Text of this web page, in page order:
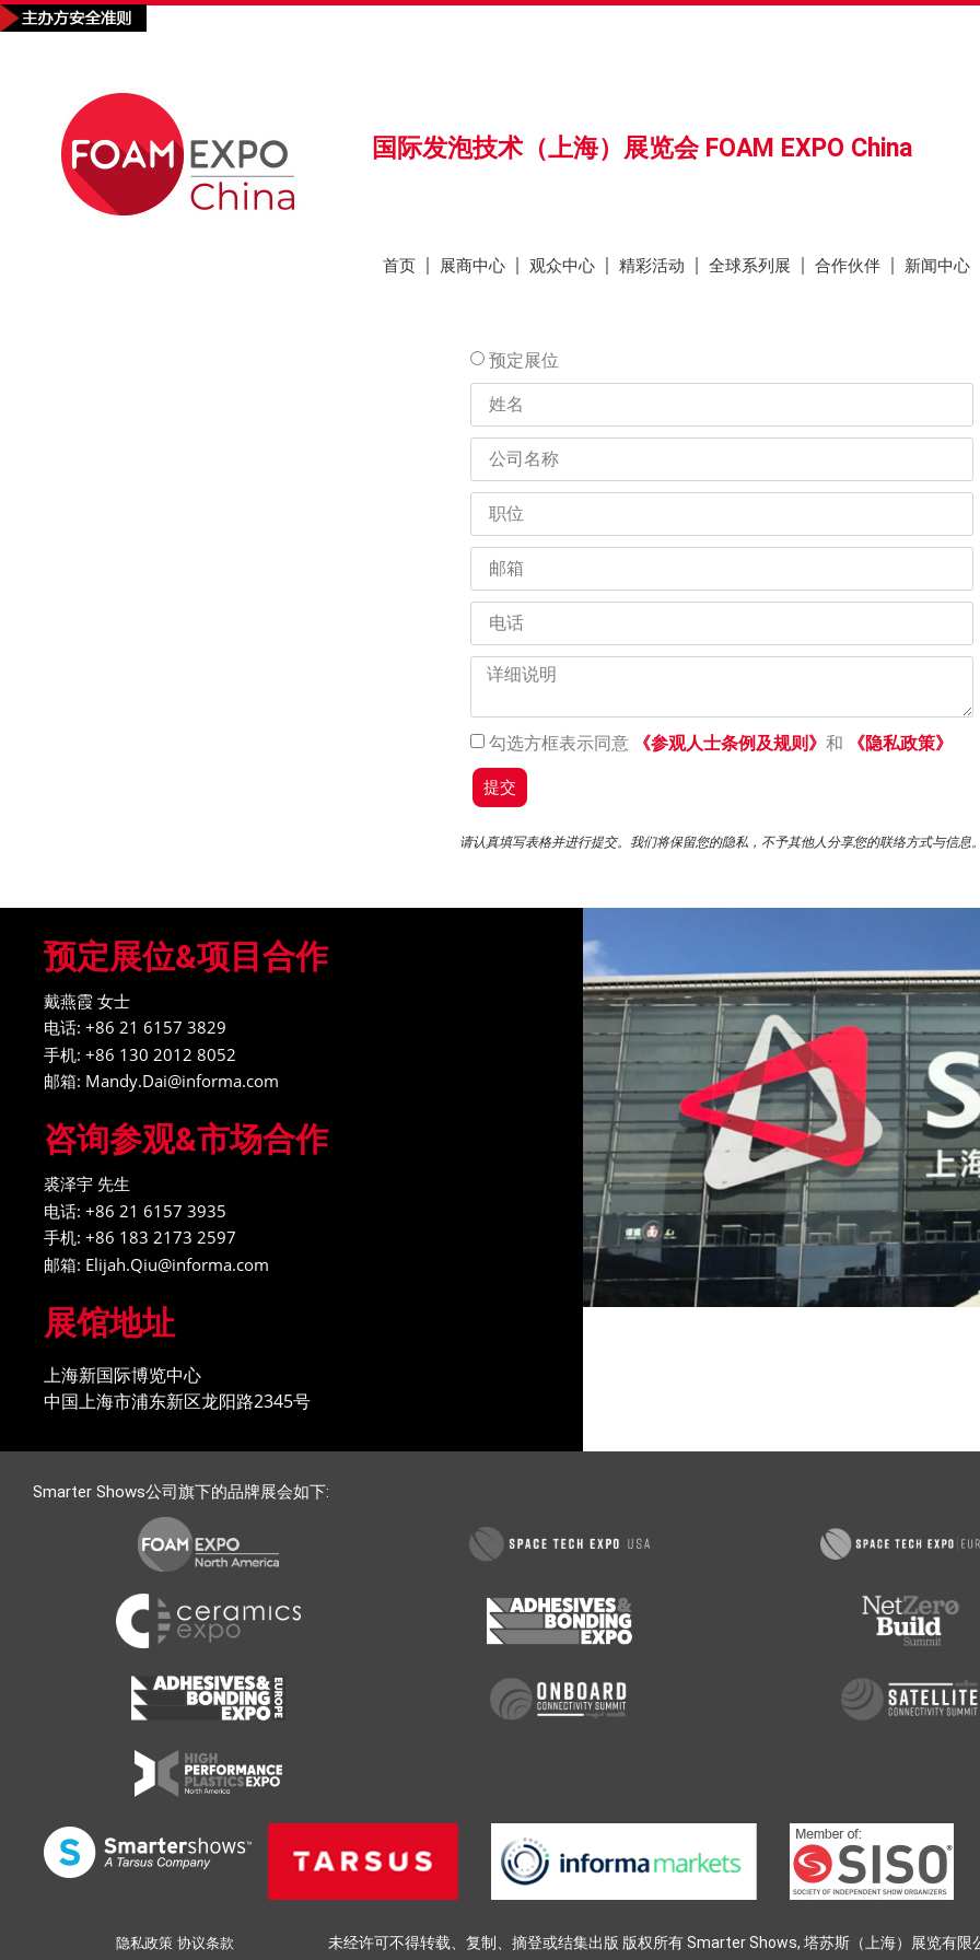
国际发泡技术（上海）展览会 FOAM EXPO China
首页 展商中心 观众中心 精彩活动 全球系列展 合作伙伴 新闻中心
预定展位
勾选方框表示同意 《参观人士条例及规则》 和 《隐私政策》
提交
请认真填写表格并进行提交。我们将保留您的隐私，不予其他人分享您的联络方式与信息
预定展位&项目合作
戴燕霞 女士
电话: +86 21 6157 3829
手机: +86 130 2012 8052
邮箱: Mandy.Dai@informa.com
咨询参观&市场合作
裘泽宇 先生
电话: +86 21 6157 3935
手机: +86 183 2173 2597
邮箱: Elijah.Qiu@informa.com
展馆地址
上海新国际博览中心
中国上海市浦东新区龙阳路2345号
Smarter Shows公司旗下的品牌展会如下:
隐私政策 协议条款 未经许可不得转载、复制、摘登或结集出版 版权所有 Smarter Shows, 塔苏斯（上海）展览有